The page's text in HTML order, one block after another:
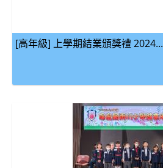
[高年級] 上學期結業頒獎禮 2024...